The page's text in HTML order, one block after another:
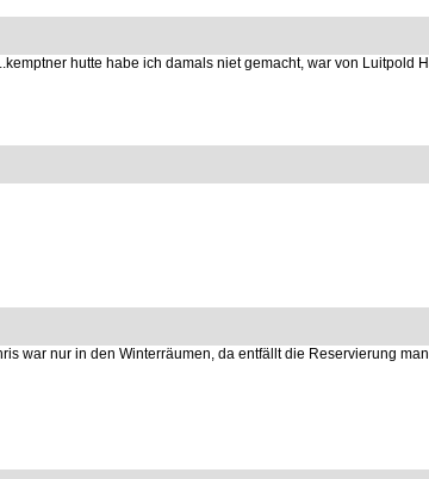
hutte habe ich damals niet gemacht, war von Luitpold
war nur in den Winterräumen, da entfällt die Reservierung